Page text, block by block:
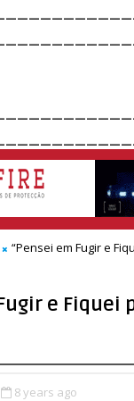
“Pensei em Fugir e
e Fiquei
8 years ago